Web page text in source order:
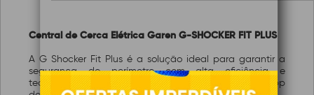
Central de Cerca Elétrica Garen G-SHOCKER FIT PLUS
A G Shocker Fit Plus é a solução ideal para garantir a
segurança do perímetro com alta eficiência e
tecnologia. Com capacidade de fornecer até 14000Vpp